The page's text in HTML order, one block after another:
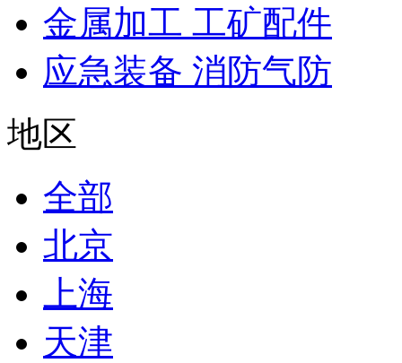
金属加工 工矿配件
应急装备 消防气防
地区
全部
北京
上海
天津